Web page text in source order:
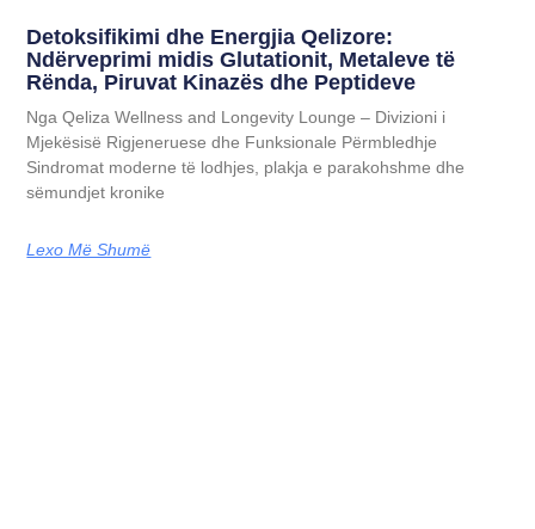
Detoksifikimi dhe Energjia Qelizore:
Ndërveprimi midis Glutationit, Metaleve të
Rënda, Piruvat Kinazës dhe Peptideve
Nga Qeliza Wellness and Longevity Lounge – Divizioni i
Mjekësisë Rigjeneruese dhe Funksionale Përmbledhje
Sindromat moderne të lodhjes, plakja e parakohshme dhe
sëmundjet kronike
Lexo Më Shumë